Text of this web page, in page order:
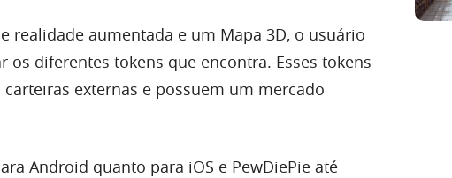
realidade aumentada e um Mapa 3D, o usuário
os diferentes tokens que encontra. Esses tokens
externas e possuem um mercado
Android quanto para iOS e PewDiePie até